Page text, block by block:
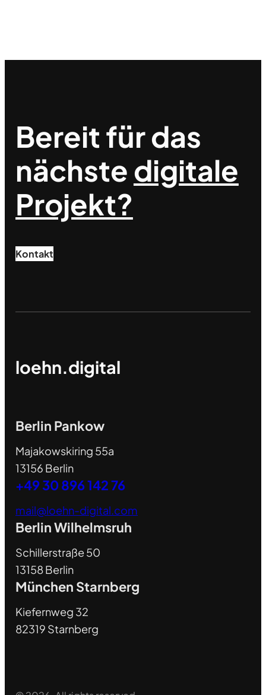
Bereit für das
nächstedigitale
Projekt?
Kontakt
loehn.digital
Berlin Pankow
Majakowskiring 55a
13156 Berlin
+49 30 896 142 76
mail@loehn-digital.com
Berlin Wilhelmsruh
Schillerstraße 50
13158 Berlin
München Starnberg
Kiefernweg 32
82319 Starnberg